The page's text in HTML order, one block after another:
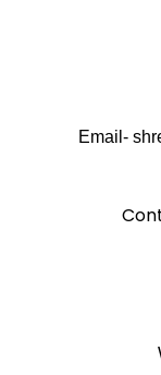
Email-